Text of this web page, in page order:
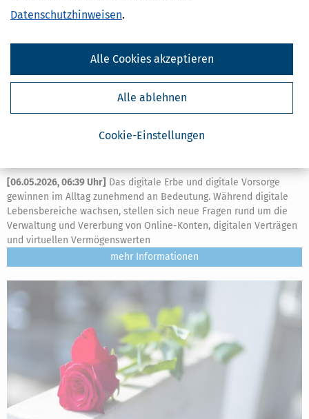
Datenschutzhinweisen.
Cookie-Einstellungen
Alle ablehnen
Alle Cookies akzeptieren
[06.05.2026, 06:39 Uhr] Das digitale Erbe und digitale Vorsorge
gewinnen im Alltag zunehmend an Bedeutung. Während digitale
Lebensbereiche wachsen, stellen sich neue Fragen rund um die
Verwaltung und Vererbung von Online-Konten, digitalen Verträgen
und virtuellen Vermögenswerten
mehr